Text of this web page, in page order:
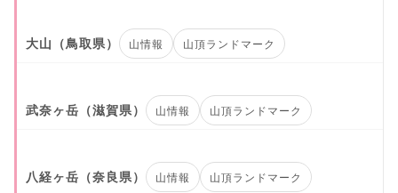
大山（鳥取県） 山情報 山頂ランドマーク
武奈ヶ岳（滋賀県） 山情報 山頂ランドマーク
八経ヶ岳（奈良県） 山情報 山頂ランドマーク